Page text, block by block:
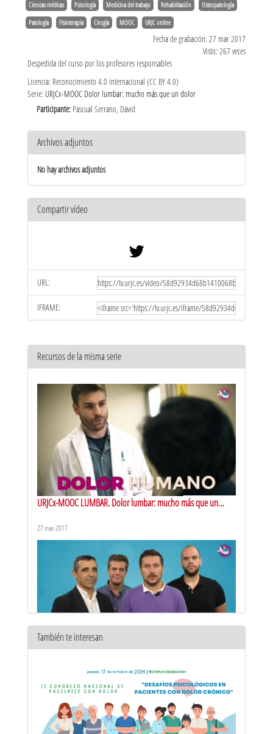
Ciencias médicas Psicología Medicina del trabajo Rehabilitación Osteopatología
Patología Fisioterapia Cirugía MOOC URJC online
Fecha de grabación: 27 mar 2017
Visto: 267 veces
Despedida del curso por los profesores responsables
Licencia: Reconocimiento 4.0 Internacional (CC BY 4.0)
Serie: URJCx-MOOC Dolor lumbar: mucho más que un dolor
Participante: Pascual Serrano, David
Archivos adjuntos
No hay archivos adjuntos
Compartir vídeo
URL:
IFRAME:
Recursos de la misma serie
URJCx-MOOC LUMBAR. Dolor lumbar: mucho más que un
27 mar 2017
dolor: presentación del curso
27 mar 2017
También te interesan